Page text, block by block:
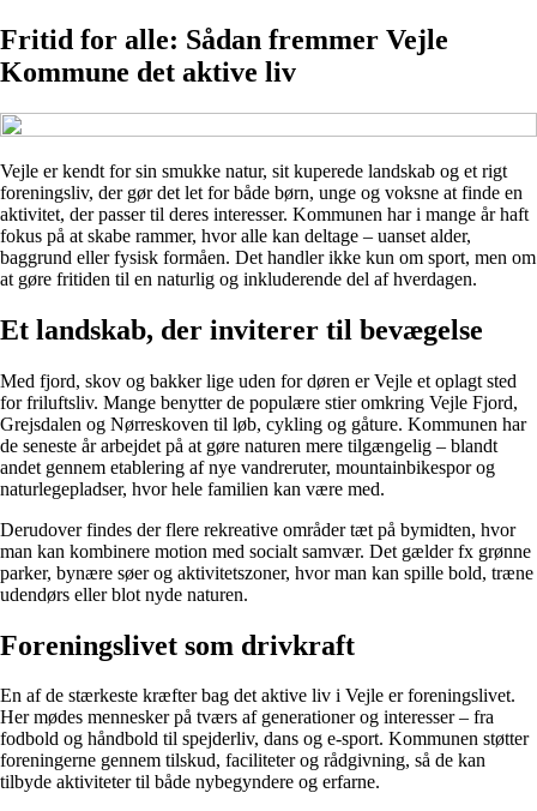
Fritid for alle: Sådan fremmer Vejle
Kommune det aktive liv
Vejle er kendt for sin smukke natur, sit kuperede landskab og et rigt
foreningsliv, der gør det let for både børn, unge og voksne at finde en
aktivitet, der passer til deres interesser. Kommunen har i mange år haft
fokus på at skabe rammer, hvor alle kan deltage – uanset alder,
baggrund eller fysisk formåen. Det handler ikke kun om sport, men om
at gøre fritiden til en naturlig og inkluderende del af hverdagen.
Et landskab, der inviterer til bevægelse
Med fjord, skov og bakker lige uden for døren er Vejle et oplagt sted
for friluftsliv. Mange benytter de populære stier omkring Vejle Fjord,
Grejsdalen og Nørreskoven til løb, cykling og gåture. Kommunen har
de seneste år arbejdet på at gøre naturen mere tilgængelig – blandt
andet gennem etablering af nye vandreruter, mountainbikespor og
naturlegepladser, hvor hele familien kan være med.
Derudover findes der flere rekreative områder tæt på bymidten, hvor
man kan kombinere motion med socialt samvær. Det gælder fx grønne
parker, bynære søer og aktivitetszoner, hvor man kan spille bold, træne
udendørs eller blot nyde naturen.
Foreningslivet som drivkraft
En af de stærkeste kræfter bag det aktive liv i Vejle er foreningslivet.
Her mødes mennesker på tværs af generationer og interesser – fra
fodbold og håndbold til spejderliv, dans og e-sport. Kommunen støtter
foreningerne gennem tilskud, faciliteter og rådgivning, så de kan
tilbyde aktiviteter til både nybegyndere og erfarne.